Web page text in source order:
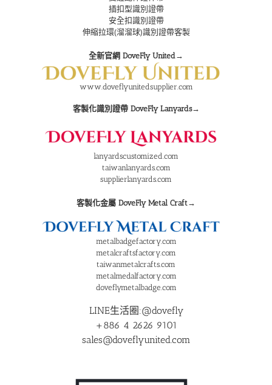
插扣型識別證帶
安全扣識別證帶
伸縮拉環(溜溜球)識別證帶客製
全新官網 DoveFly United→
www.doveflyunitedsupplier.com
客製化識別證帶 DoveFly Lanyards→
lanyardscustomized.com
taiwanlanyards.com
supplierlanyards.com
客製化金屬 DoveFly Metal Craft→
metalbadgefactory.com
metalcraftsfactory.com
taiwanmetalcrafts.com
metalmedalfactory.com
doveflymetalbadge.com
LINE生活圈:@dovefly
+886 4 2626 9101
sales@doveflyunited.com